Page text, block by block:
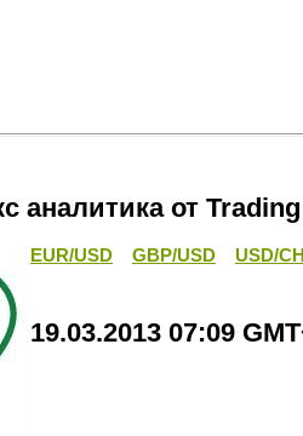
аналитика от
EUR/USD GBP/USD USD/
19.03.2013 07:09